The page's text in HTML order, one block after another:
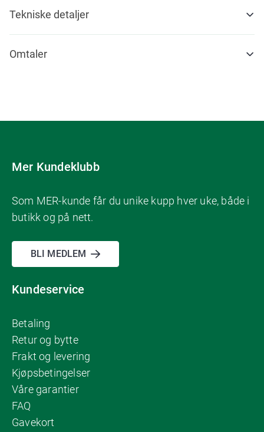
Tekniske detaljer
Omtaler
Mer Kundeklubb
Som MER-kunde får du unike kupp hver uke, både i
butikk og på nett.
BLI MEDLEM
Kundeservice
Betaling
Retur og bytte
Frakt og levering
Kjøpsbetingelser
Våre garantier
FAQ
Gavekort